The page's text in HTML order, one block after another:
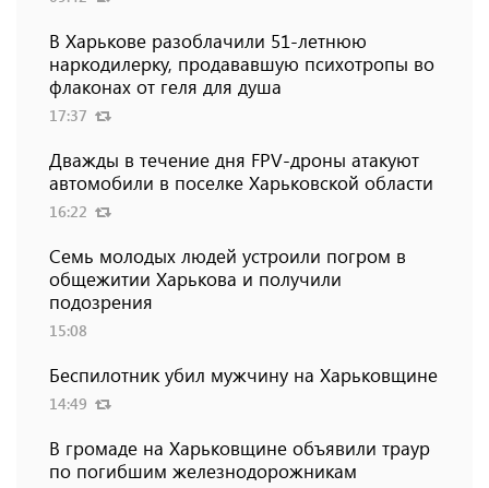
В Харькове разоблачили 51-летнюю
наркодилерку, продававшую психотропы во
флаконах от геля для душа
17:37
Дважды в течение дня FPV-дроны атакуют
автомобили в поселке Харьковской области
16:22
Семь молодых людей устроили погром в
общежитии Харькова и получили
подозрения
15:08
Беспилотник убил мужчину на Харьковщине
14:49
В громаде на Харьковщине объявили траур
по погибшим железнодорожникам